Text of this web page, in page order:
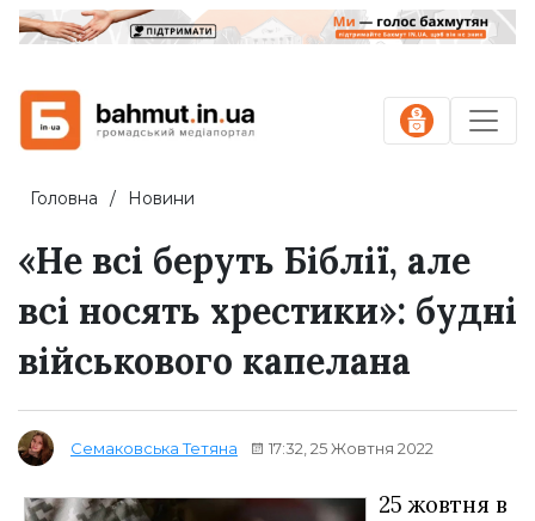
Головна Новини
«‎Не всі беруть Біблії, але
всі носять хрестики»: будні
військового капелана
Семаковська Тетяна 17:32, 25 Жовтня 2022
25 жовтня в